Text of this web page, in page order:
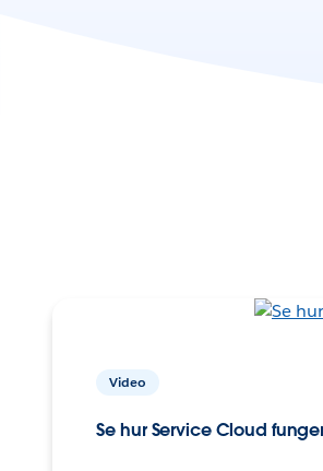
Video
Se hur Service Cloud